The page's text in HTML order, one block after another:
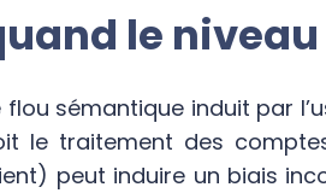
le
flou sémantique induit par
le traitement des
peut induire un biais